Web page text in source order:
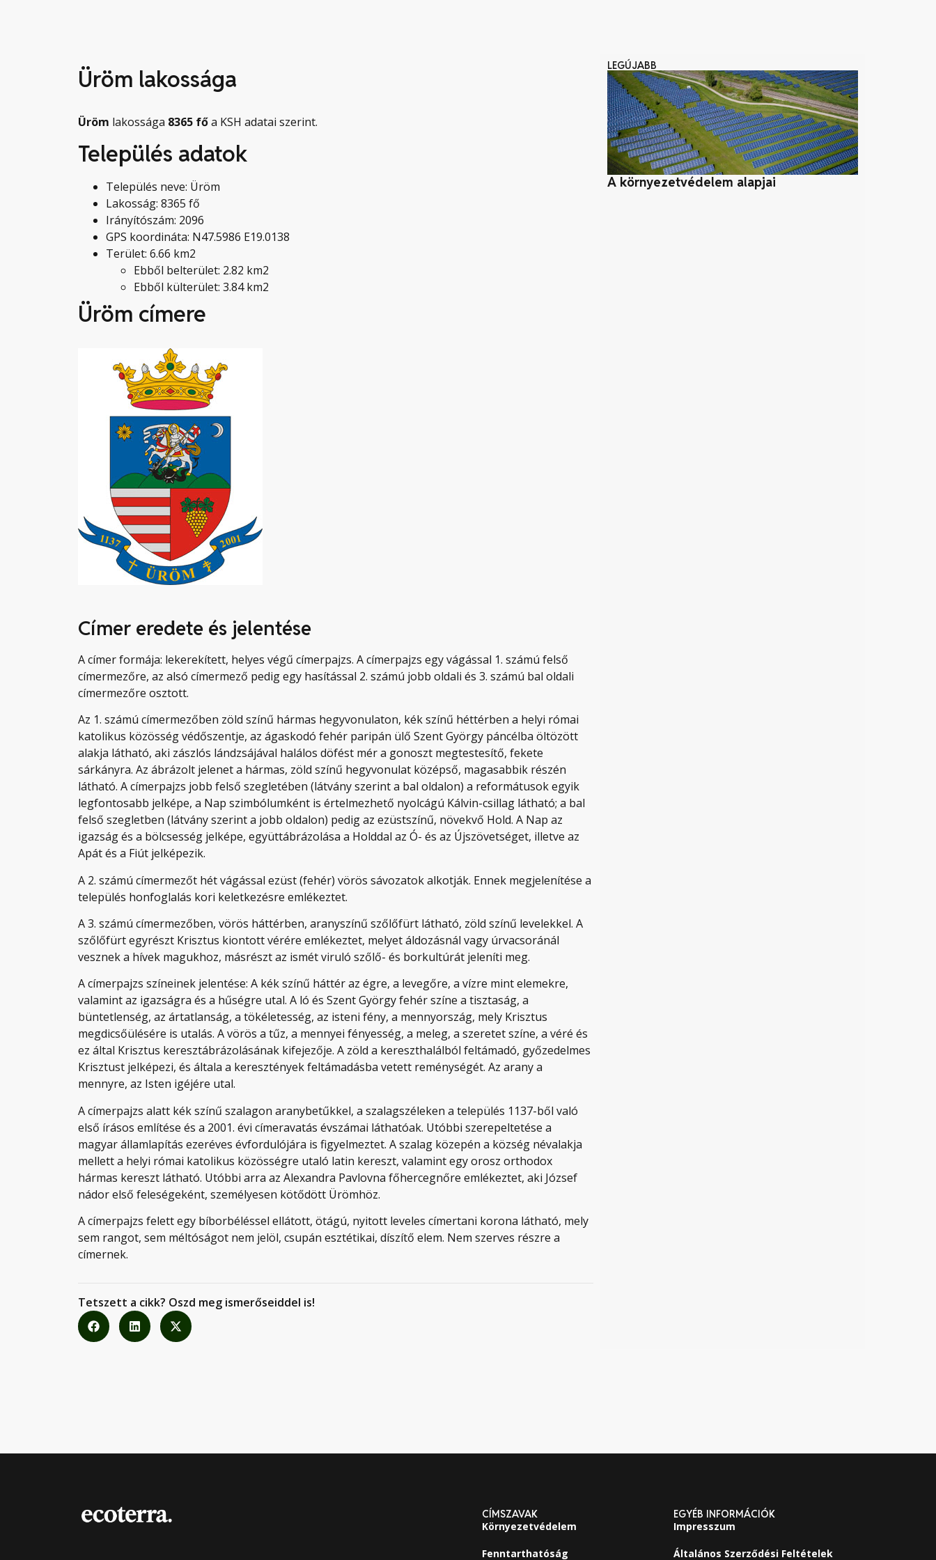
Üröm lakossága
Üröm lakossága 8365 főa KSH adatai szerint.
Település adatok
Település neve: Üröm
Lakosság: 8365 fő
Irányítószám: 2096
GPS koordináta: N47.5986 E19.0138
Terület: 6.66 km2
Ebből belterület: 2.82 km2
Ebből külterület: 3.84 km2
Üröm címere
Címer eredete és jelentése
A címer formája: lekerekített, helyes végű címerpajzs. A címerpajzs egy vágással 1. számú felső
címermezőre, az alsó címermező pedig egy hasítással 2. számú jobb oldali és 3. számú bal oldali
címermezőre osztott.
Az 1. számú címermezőben zöld színű hármas hegyvonulaton, kék színű héttérben a helyi római
katolikus közösség védőszentje, az ágaskodó fehér paripán ülő Szent György páncélba öltözött
alakja látható, aki zászlós lándzsájával halálos döfést mér a gonoszt megtestesítő, fekete
sárkányra. Az ábrázolt jelenet a hármas, zöld színű hegyvonulat középső, magasabbik részén
látható. A címerpajzs jobb felső szegletében (látvány szerint a bal oldalon) a reformátusok egyik
legfontosabb jelképe, a Nap szimbólumként is értelmezhető nyolcágú Kálvin-csillag látható; a bal
felső szegletben (látvány szerint a jobb oldalon) pedig az ezüstszínű, növekvő Hold. A Nap az
igazság és a bölcsesség jelképe, együttábrázolása a Holddal az Ó- és az Újszövetséget, illetve az
Apát és a Fiút jelképezik.
A 2. számú címermezőt hét vágással ezüst (fehér) vörös sávozatok alkotják. Ennek megjelenítése a
település honfoglalás kori keletkezésre emlékeztet.
A 3. számú címermezőben, vörös háttérben, aranyszínű szőlőfürt látható, zöld színű levelekkel. A
szőlőfürt egyrészt Krisztus kiontott vérére emlékeztet, melyet áldozásnál vagy úrvacsoránál
vesznek a hívek magukhoz, másrészt az ismét viruló szőlő- és borkultúrát jeleníti meg.
A címerpajzs színeinek jelentése: A kék színű háttér az égre, a levegőre, a vízre mint elemekre,
valamint az igazságra és a hűségre utal. A ló és Szent György fehér színe a tisztaság, a
büntetlenség, az ártatlanság, a tökéletesség, az isteni fény, a mennyország, mely Krisztus
megdicsőülésére is utalás. A vörös a tűz, a mennyei fényesség, a meleg, a szeretet színe, a véré és
ez által Krisztus keresztábrázolásának kifejezője. A zöld a kereszthalálból feltámadó, győzedelmes
Krisztust jelképezi, és általa a keresztények feltámadásba vetett reménységét. Az arany a
mennyre, az Isten igéjére utal.
A címerpajzs alatt kék színű szalagon aranybetűkkel, a szalagszéleken a település 1137-ből való
első írásos említése és a 2001. évi címeravatás évszámai láthatóak. Utóbbi szerepeltetése a
magyar államlapítás ezeréves évfordulójára is figyelmeztet. A szalag közepén a község névalakja
mellett a helyi római katolikus közösségre utaló latin kereszt, valamint egy orosz orthodox
hármas kereszt látható. Utóbbi arra az Alexandra Pavlovna főhercegnőre emlékeztet, aki József
nádor első feleségeként, személyesen kötődött Ürömhöz.
A címerpajzs felett egy bíborbéléssel ellátott, ötágú, nyitott leveles címertani korona látható, mely
sem rangot, sem méltóságot nem jelöl, csupán esztétikai, díszítő elem. Nem szerves részre a
címernek.
Tetszett a cikk? Oszd meg ismerőseiddel is!
LEGÚJABB
A környezetvédelem alapjai
CÍMSZAVAK
Környezetvédelem
Fenntarthatóság
EGYÉB INFORMÁCIÓK
Impresszum
Általános Szerződési Feltételek